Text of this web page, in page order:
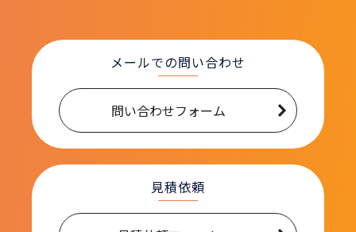
メールでの問い合わせ
問い合わせフォーム
見積依頼